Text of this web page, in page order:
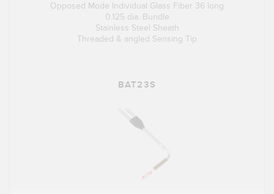
Opposed Mode Individual Glass Fiber 36 long
0.125 dia. Bundle
Stainless Steel Sheath
Threaded & angled Sensing Tip
BAT23S